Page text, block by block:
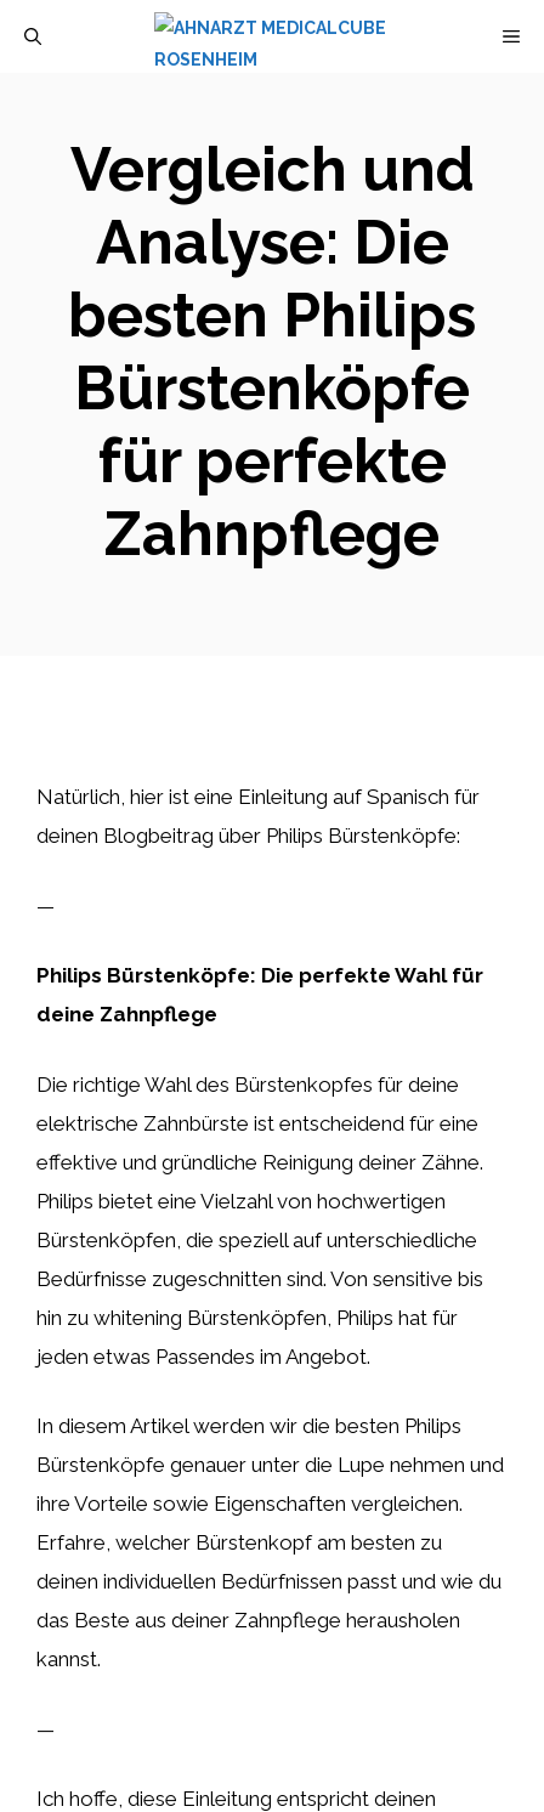
Vergleich und
Analyse: Die
besten Philips
Bürstenköpfe
für perfekte
Zahnpflege
Natürlich, hier ist eine Einleitung auf Spanisch für
deinen Blogbeitrag über Philips Bürstenköpfe:
—
Philips Bürstenköpfe: Die perfekte Wahl für
deine Zahnpflege
Die richtige Wahl des Bürstenkopfes für deine
elektrische Zahnbürste ist entscheidend für eine
effektive und gründliche Reinigung deiner Zähne.
Philips bietet eine Vielzahl von hochwertigen
Bürstenköpfen, die speziell auf unterschiedliche
Bedürfnisse zugeschnitten sind. Von sensitive bis
hin zu whitening Bürstenköpfen, Philips hat für
jeden etwas Passendes im Angebot.
In diesem Artikel werden wir die besten Philips
Bürstenköpfe genauer unter die Lupe nehmen und
ihre Vorteile sowie Eigenschaften vergleichen.
Erfahre, welcher Bürstenkopf am besten zu
deinen individuellen Bedürfnissen passt und wie du
das Beste aus deiner Zahnpflege herausholen
kannst.
—
Ich hoffe, diese Einleitung entspricht deinen